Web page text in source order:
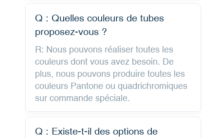
Q : Quelles couleurs de tubes
proposez-vous ?
R: Nous pouvons réaliser toutes les
couleurs dont vous avez besoin. De
plus, nous pouvons produire toutes les
couleurs Pantone ou quadrichromiques
sur commande spéciale.
Q : Existe-t-il des options de